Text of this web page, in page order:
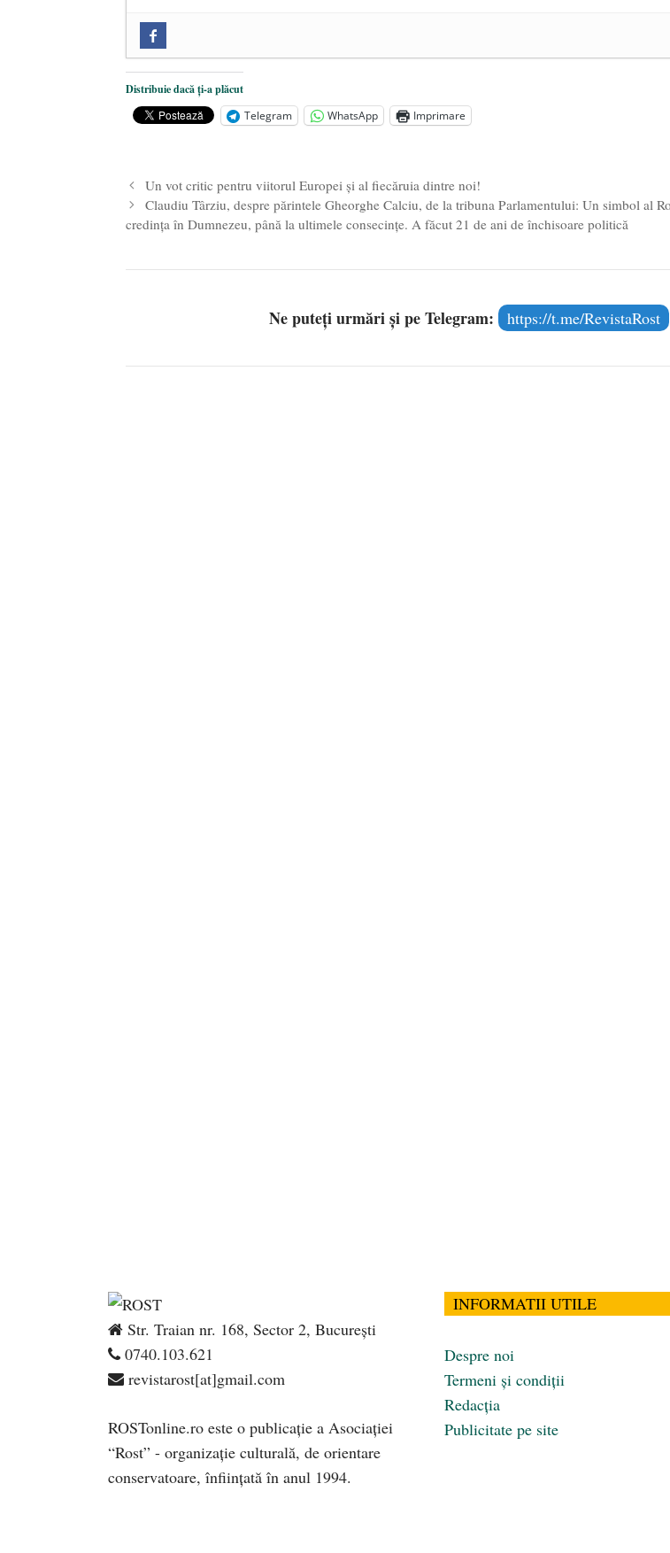
comemorat la 102 ani de la naștere - 29 iulie 2024
„Carnea cultivată” în laborator, tot mai aproape de autorizare pentru
iulie 2024
Distribuie dacă ți-a plăcut
Telegram
WhatsApp Imprimare
Un vot critic pentru viitorul Europei și al fiecăruia dintre noi!
Claudiu Târziu, despre părintele Gheorghe Calciu, de la tribuna Parlamentului: Un simbol al
credința în Dumnezeu, până la ultimele consecințe. A făcut 21 de ani de închisoare politică
Ne puteți urmări și pe Telegram: https://t.me/RevistaRost
Str. Traian nr. 168, Sector 2, București
0740.103.621
revistarost[at]gmail.com
ROSTonline.ro este o publicaţie a Asociaţiei
“Rost” - organizaţie culturală, de orientare
conservatoare, înfiinţată în anul 1994.
INFORMATII UTILE
Despre noi
Termeni și condiții
Redacția
Publicitate pe site